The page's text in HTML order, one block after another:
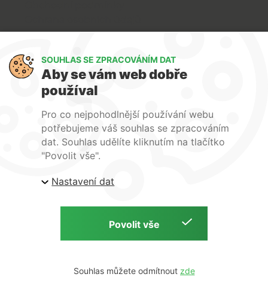
O nás
Kontakty
| ARTlighting.cz, Komenského 427 Újezd u Brna, 664
Copyright © 2026 | ARTlighting.cz | by
SOUHLAS SE ZPRACOVÁNÍM DAT
Aby se vám web dobře
používal
Pro co nejpohodlnější používání webu
potřebujeme váš souhlas se zpracováním
dat. Souhlas udělíte kliknutím na tlačítko
"Povolit vše".
Nastavení dat
Souhlas můžete odmítnout